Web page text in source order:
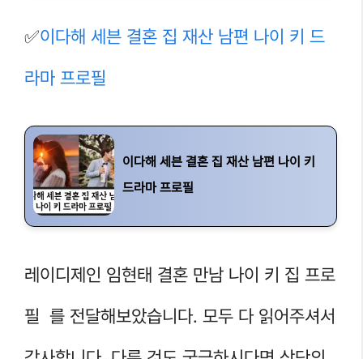
✅이다해 세븐 결혼 집 재산 남편 나이 키 드
라마 프로필
이다해 세븐 결혼 집 재산 남편 나이 키
드라마 프로필
레이디제인 임현태 결혼 만남 나이 키 집 프로
필 를 전달해보았습니다. 모두 다 읽어주셔서